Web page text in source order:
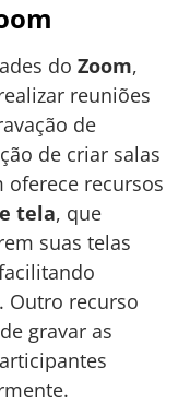
do Zoom,
reuniões
de
de criar salas
oferece recursos
tela, que
suas telas
Outro recurso
gravar as